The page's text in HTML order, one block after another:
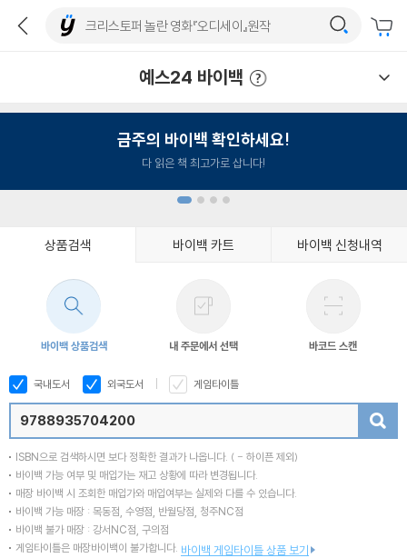
예스24 바이백
금주의 바이백 확인하세요!
다 읽은 책 최고가로 삽니다!
상품검색 바이백 카트 바이백 신청내역
바이백 상품검색 내 주문에서 선택 바코드 스캔
국내도서 외국도서 게임타이틀
ISBN으로 검색하시면 보다 정확한 결과가 나옵니다. ( - 하이픈 제외)
바이백 가능 여부 및 매입가는 재고 상황에 따라 변경됩니다.
매장 바이백 시 조회한 매입가와 매입여부는 실제와 다를 수 있습니다.
바이백 가능 매장 : 목동점, 수영점, 반월당점, 청주NC점
바이백 불가 매장 : 강서NC점, 구의점
게임타이틀은 매장바이백이 불가합니다. 바이백 게임타이틀 상품 보기